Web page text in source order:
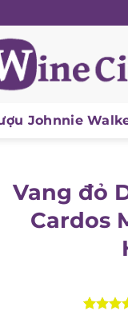
Johnnie
Vang đỏ
Cardos